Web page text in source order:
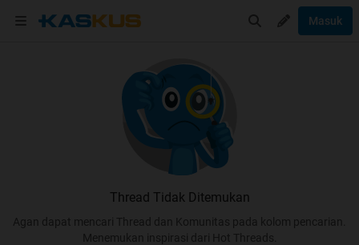
Masuk
Thread Tidak Ditemukan
Agan dapat mencari Thread dan Komunitas pada kolom pencarian.
Menemukan inspirasi dari Hot Threads.